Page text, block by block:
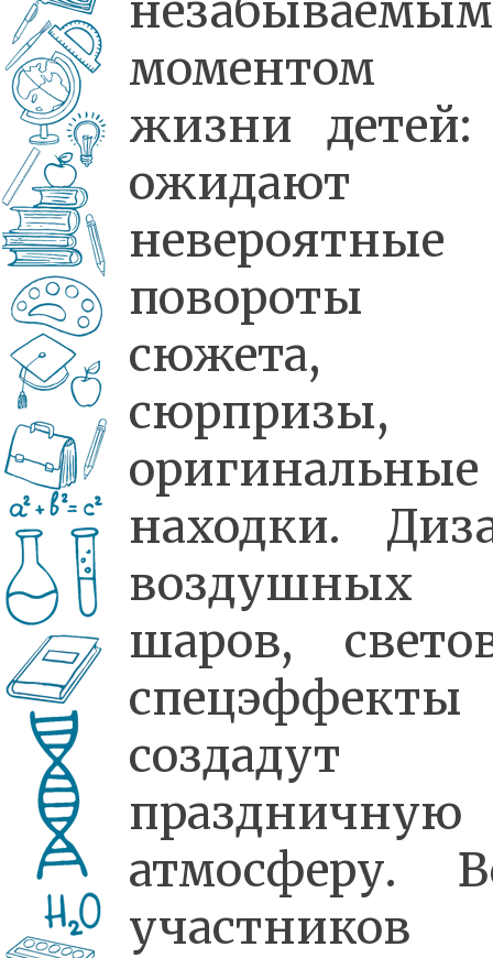
жизни
ожидают
невероятные
повороты
сюжета,
сюрпризы,
оригинальные
находки.
воздушных
шаров,
спецэффекты
создадут
праздничную
атмосферу.
участников